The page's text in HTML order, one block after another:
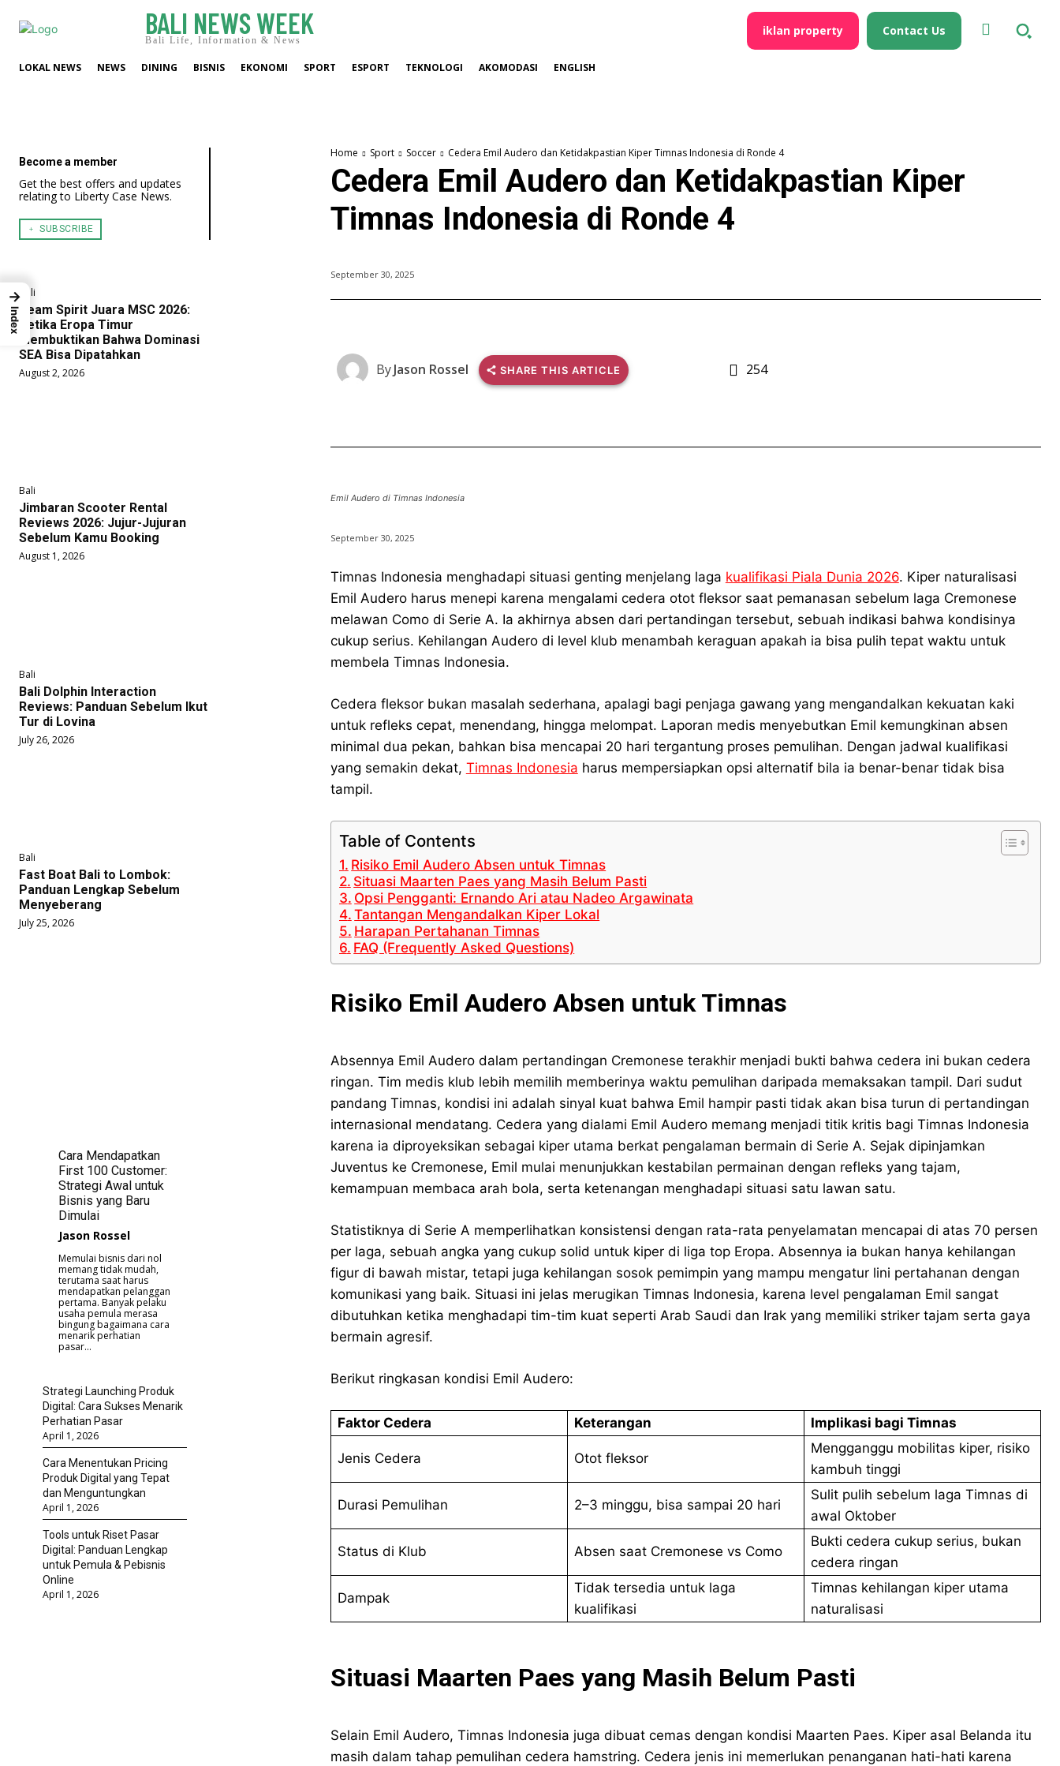
BALI NEWS WEEK
Bali Life, Information & News
iklan property Contact Us
LOKAL NEWS NEWS DINING BISNIS EKONOMI SPORT ESPORT TEKNOLOGI AKOMODASI ENGLISH
Become a member
Get the best offers and updates
relating to Liberty Case News.
﹢ SUBSCRIBE
Bali
Team Spirit Juara MSC 2026:
Ketika Eropa Timur
Membuktikan Bahwa Dominasi
SEA Bisa Dipatahkan
August 2, 2026
Bali
Jimbaran Scooter Rental
Reviews 2026: Jujur-Jujuran
Sebelum Kamu Booking
August 1, 2026
Bali
Bali Dolphin Interaction
Reviews: Panduan Sebelum Ikut
Tur di Lovina
July 26, 2026
Bali
Fast Boat Bali to Lombok:
Panduan Lengkap Sebelum
Menyeberang
July 25, 2026
Cara Mendapatkan
First 100 Customer:
Strategi Awal untuk
Bisnis yang Baru
Dimulai
Jason Rossel
Memulai bisnis dari nol
memang tidak mudah,
terutama saat harus
mendapatkan pelanggan
pertama. Banyak pelaku
usaha pemula merasa
bingung bagaimana cara
menarik perhatian
pasar...
Strategi Launching Produk
Digital: Cara Sukses Menarik
Perhatian Pasar
April 1, 2026
Cara Menentukan Pricing
Produk Digital yang Tepat
dan Menguntungkan
April 1, 2026
Tools untuk Riset Pasar
Digital: Panduan Lengkap
untuk Pemula & Pebisnis
Online
April 1, 2026
Home Sport Soccer Cedera Emil Audero dan Ketidakpastian Kiper Timnas Indonesia di Ronde 4
Cedera Emil Audero dan Ketidakpastian Kiper
Timnas Indonesia di Ronde 4
September 30, 2025
ByJason Rossel SHARE THIS ARTICLE 254
Emil Audero di Timnas Indonesia
September 30, 2025
Timnas Indonesia menghadapi situasi genting menjelang laga kualifikasi Piala Dunia 2026. Kiper naturalisasi
Emil Audero harus menepi karena mengalami cedera otot fleksor saat pemanasan sebelum laga Cremonese
melawan Como di Serie A. Ia akhirnya absen dari pertandingan tersebut, sebuah indikasi bahwa kondisinya
cukup serius. Kehilangan Audero di level klub menambah keraguan apakah ia bisa pulih tepat waktu untuk
membela Timnas Indonesia.
Cedera fleksor bukan masalah sederhana, apalagi bagi penjaga gawang yang mengandalkan kekuatan kaki
untuk refleks cepat, menendang, hingga melompat. Laporan medis menyebutkan Emil kemungkinan absen
minimal dua pekan, bahkan bisa mencapai 20 hari tergantung proses pemulihan. Dengan jadwal kualifikasi
yang semakin dekat, Timnas Indonesia harus mempersiapkan opsi alternatif bila ia benar-benar tidak bisa
tampil.
Table of Contents
Risiko Emil Audero Absen untuk Timnas
Situasi Maarten Paes yang Masih Belum Pasti
Opsi Pengganti: Ernando Ari atau Nadeo Argawinata
Tantangan Mengandalkan Kiper Lokal
Harapan Pertahanan Timnas
FAQ (Frequently Asked Questions)
Risiko Emil Audero Absen untuk Timnas
Absennya Emil Audero dalam pertandingan Cremonese terakhir menjadi bukti bahwa cedera ini bukan cedera
ringan. Tim medis klub lebih memilih memberinya waktu pemulihan daripada memaksakan tampil. Dari sudut
pandang Timnas, kondisi ini adalah sinyal kuat bahwa Emil hampir pasti tidak akan bisa turun di pertandingan
internasional mendatang. Cedera yang dialami Emil Audero memang menjadi titik kritis bagi Timnas Indonesia
karena ia diproyeksikan sebagai kiper utama berkat pengalaman bermain di Serie A. Sejak dipinjamkan
Juventus ke Cremonese, Emil mulai menunjukkan kestabilan permainan dengan refleks yang tajam,
kemampuan membaca arah bola, serta ketenangan menghadapi situasi satu lawan satu.
Statistiknya di Serie A memperlihatkan konsistensi dengan rata-rata penyelamatan mencapai di atas 70 persen
per laga, sebuah angka yang cukup solid untuk kiper di liga top Eropa. Absennya ia bukan hanya kehilangan
figur di bawah mistar, tetapi juga kehilangan sosok pemimpin yang mampu mengatur lini pertahanan dengan
komunikasi yang baik. Situasi ini jelas merugikan Timnas Indonesia, karena level pengalaman Emil sangat
dibutuhkan ketika menghadapi tim-tim kuat seperti Arab Saudi dan Irak yang memiliki striker tajam serta gaya
bermain agresif.
Berikut ringkasan kondisi Emil Audero:
Faktor Cedera Keterangan Implikasi bagi Timnas
Jenis Cedera Otot fleksor
Mengganggu mobilitas kiper, risiko
kambuh tinggi
Durasi Pemulihan 2–3 minggu, bisa sampai 20 hari
Sulit pulih sebelum laga Timnas di
awal Oktober
Status di Klub Absen saat Cremonese vs Como
Bukti cedera cukup serius, bukan
cedera ringan
Dampak
Tidak tersedia untuk laga
kualifikasi
Timnas kehilangan kiper utama
naturalisasi
Situasi Maarten Paes yang Masih Belum Pasti
Selain Emil Audero, Timnas Indonesia juga dibuat cemas dengan kondisi Maarten Paes. Kiper asal Belanda itu
masih dalam tahap pemulihan cedera hamstring. Cedera jenis ini memerlukan penanganan hati-hati karena
→
Index